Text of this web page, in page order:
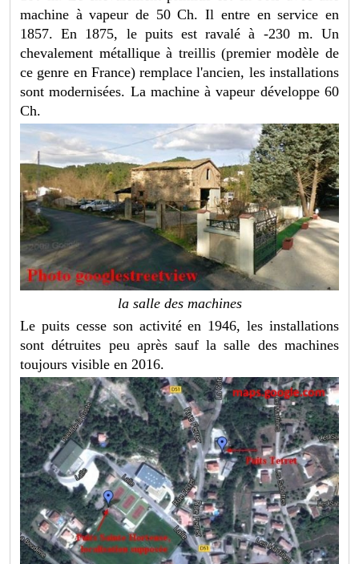
machine à vapeur de 50 Ch. Il entre en service en
1857. En 1875, le puits est ravalé à -230 m. Un
chevalement métallique à treillis (premier modèle de
ce genre en France) remplace l'ancien, les installations
sont modernisées. La machine à vapeur développe 60
Ch.
la salle des machines
Le puits cesse son activité en 1946, les installations
sont détruites peu après sauf la salle des machines
toujours visible en 2016.